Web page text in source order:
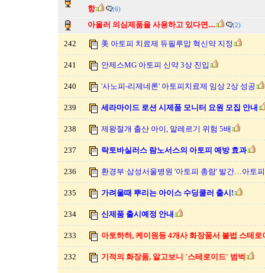
항
(6)
아울러 의심제품을 사용하고 있다면.... (2)
242 美 아토피 치료제 듀필루맙 혁신약 지정
241 안제스MG 아토피 신약 3상 진입
240 '사노피-리제네론' 아토피치료제 임상 2상 성공
239 세라마이드 로션 시제품 모니터 요원 모집 안내
238 제왕절개 출산 아이, 알레르기 위험 5배
237 락토바실러스 람노서스의 아토피 예방 효과
236 환경부·삼성서울병원 '아토피 총람' 발간…아토
235 가려울때 뿌리는 아이스 수딩쿨러 출시!
234 신제품 출시예정 안내
233 아토하하, 케이원등 4개사 화장품서 불법 스테로
232 기적의 화장품, 알고보니 '스테로이드' 범벅